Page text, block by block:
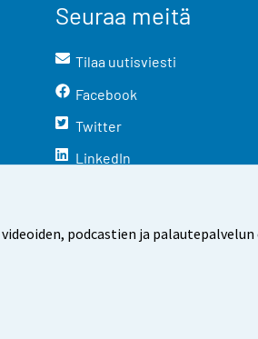
podcastien ja palautepalvelun
Seuraa meitä
Tilaa uutisviesti
Facebook
Twitter
LinkedIn